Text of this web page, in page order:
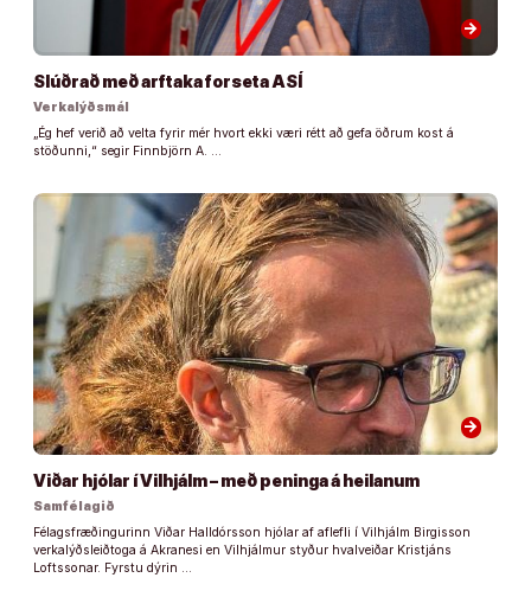
arrow_forward
Slúðrað með arftaka forseta ASÍ
Verkalýðsmál
„Ég hef verið að velta fyrir mér hvort ekki væri rétt að gefa öðrum kost á
stöðunni,“ segir Finnbjörn A. …
arrow_forward
Viðar hjólar í Vilhjálm – með peninga á heilanum
Samfélagið
Félagsfræðingurinn Viðar Halldórsson hjólar af aflefli í Vilhjálm Birgisson
verkalýðsleiðtoga á Akranesi en Vilhjálmur styður hvalveiðar Kristjáns
Loftssonar. Fyrstu dýrin …